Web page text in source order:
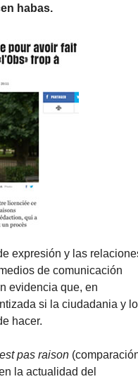
habas.
expresión y las
de comunicación
evidencia que, en
si la ciudadania y
hacer.
pas raison
la actualidad del